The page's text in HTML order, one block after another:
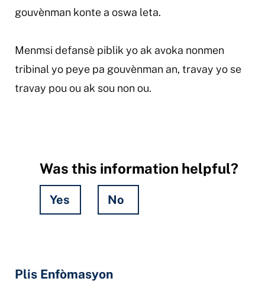
gouvènman konte a oswa leta.
Menmsi defansè piblik yo ak avoka nonmen
tribinal yo peye pa gouvènman an, travay yo se
travay pou ou ak sou non ou.
Was this information helpful?
Yes No
Plis Enfòmasyon